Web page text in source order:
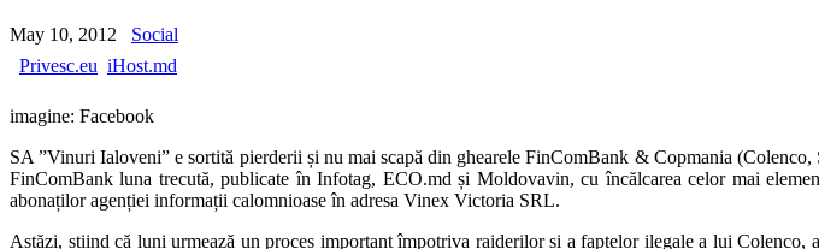
May 10, 2012
Social
Privesc.eu iHost.md
imagine: Facebook
SA ”Vinuri Ialoveni” e sortită pierderii și nu mai scapă din ghearele FinComBank & Copmania
FinComBank luna trecută, publicate în Infotag, ECO.md și Moldovavin, cu încălcarea celor mai
abonaților agenției informații calomnioase în adresa Vinex Victoria SRL.
Astăzi, știind că luni urmează un proces important împotriva raiderilor și a faptelor ilegale a lui